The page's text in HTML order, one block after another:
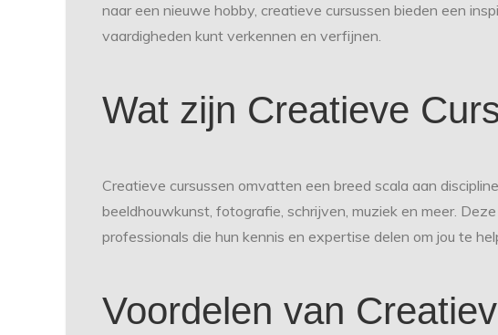
naar een nieuwe hobby, creatieve cursussen bieden een
vaardigheden kunt verkennen en verfijnen.
Wat zijn Creatieve
Creatieve cursussen omvatten een breed scala aan
beeldhouwkunst, fotografie, schrijven, muziek en meer.
professionals die hun kennis en expertise delen om jou te
Voordelen van